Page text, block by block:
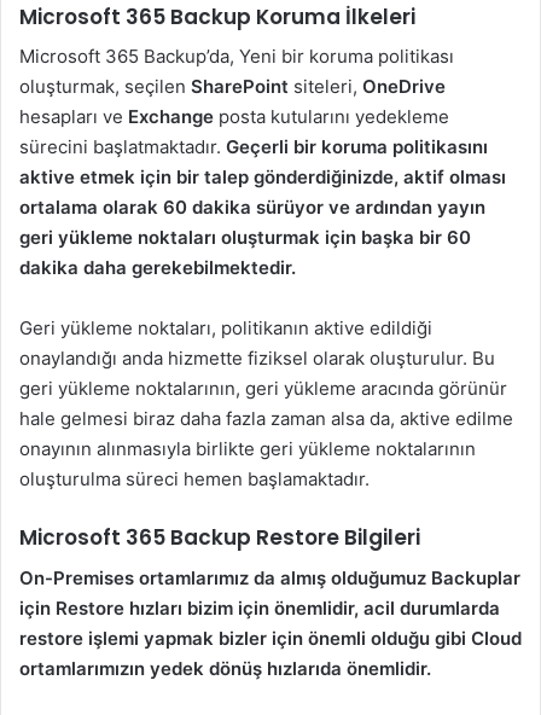
Microsoft 365 Backup Koruma İlkeleri
Microsoft 365 Backup’da, Yeni bir koruma politikası
oluşturmak, seçilen SharePoint siteleri, OneDrive
hesapları ve Exchange posta kutularını yedekleme
sürecini başlatmaktadır. Geçerli bir koruma politikasını
aktive etmek için bir talep gönderdiğinizde, aktif olması
ortalama olarak 60 dakika sürüyor ve ardından yayın
geri yükleme noktaları oluşturmak için başka bir 60
dakika daha gerekebilmektedir.
Geri yükleme noktaları, politikanın aktive edildiği
onaylandığı anda hizmette fiziksel olarak oluşturulur. Bu
geri yükleme noktalarının, geri yükleme aracında görünür
hale gelmesi biraz daha fazla zaman alsa da, aktive edilme
onayının alınmasıyla birlikte geri yükleme noktalarının
oluşturulma süreci hemen başlamaktadır.
Microsoft 365 Backup Restore Bilgileri
On-Premises ortamlarımız da almış olduğumuz Backuplar
için Restore hızları bizim için önemlidir, acil durumlarda
restore işlemi yapmak bizler için önemli olduğu gibi Cloud
ortamlarımızın yedek dönüş hızlarıda önemlidir.